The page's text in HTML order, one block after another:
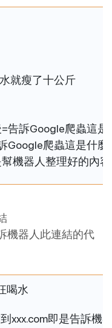
就瘦了十公斤
告訴Google爬蟲這
Google爬蟲這是什
機器人整理好的內
機器人此連結的代
喝水
xxx.com即是告訴機